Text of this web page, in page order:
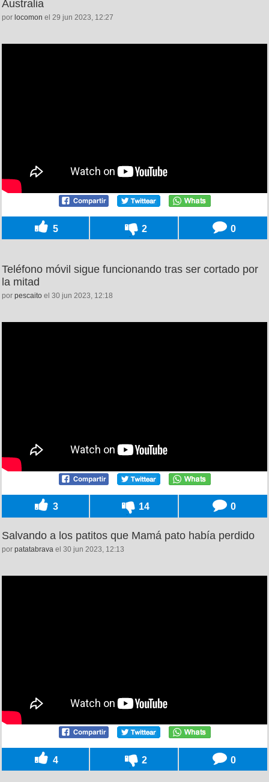
Australia
por locomon el 29 jun 2023, 12:27
5 2 0
Teléfono móvil sigue funcionando tras ser cortado por
la mitad
por pescaito el 30 jun 2023, 12:18
3 14 0
Salvando a los patitos que Mamá pato había perdido
por patatabrava el 30 jun 2023, 12:13
4 2 0